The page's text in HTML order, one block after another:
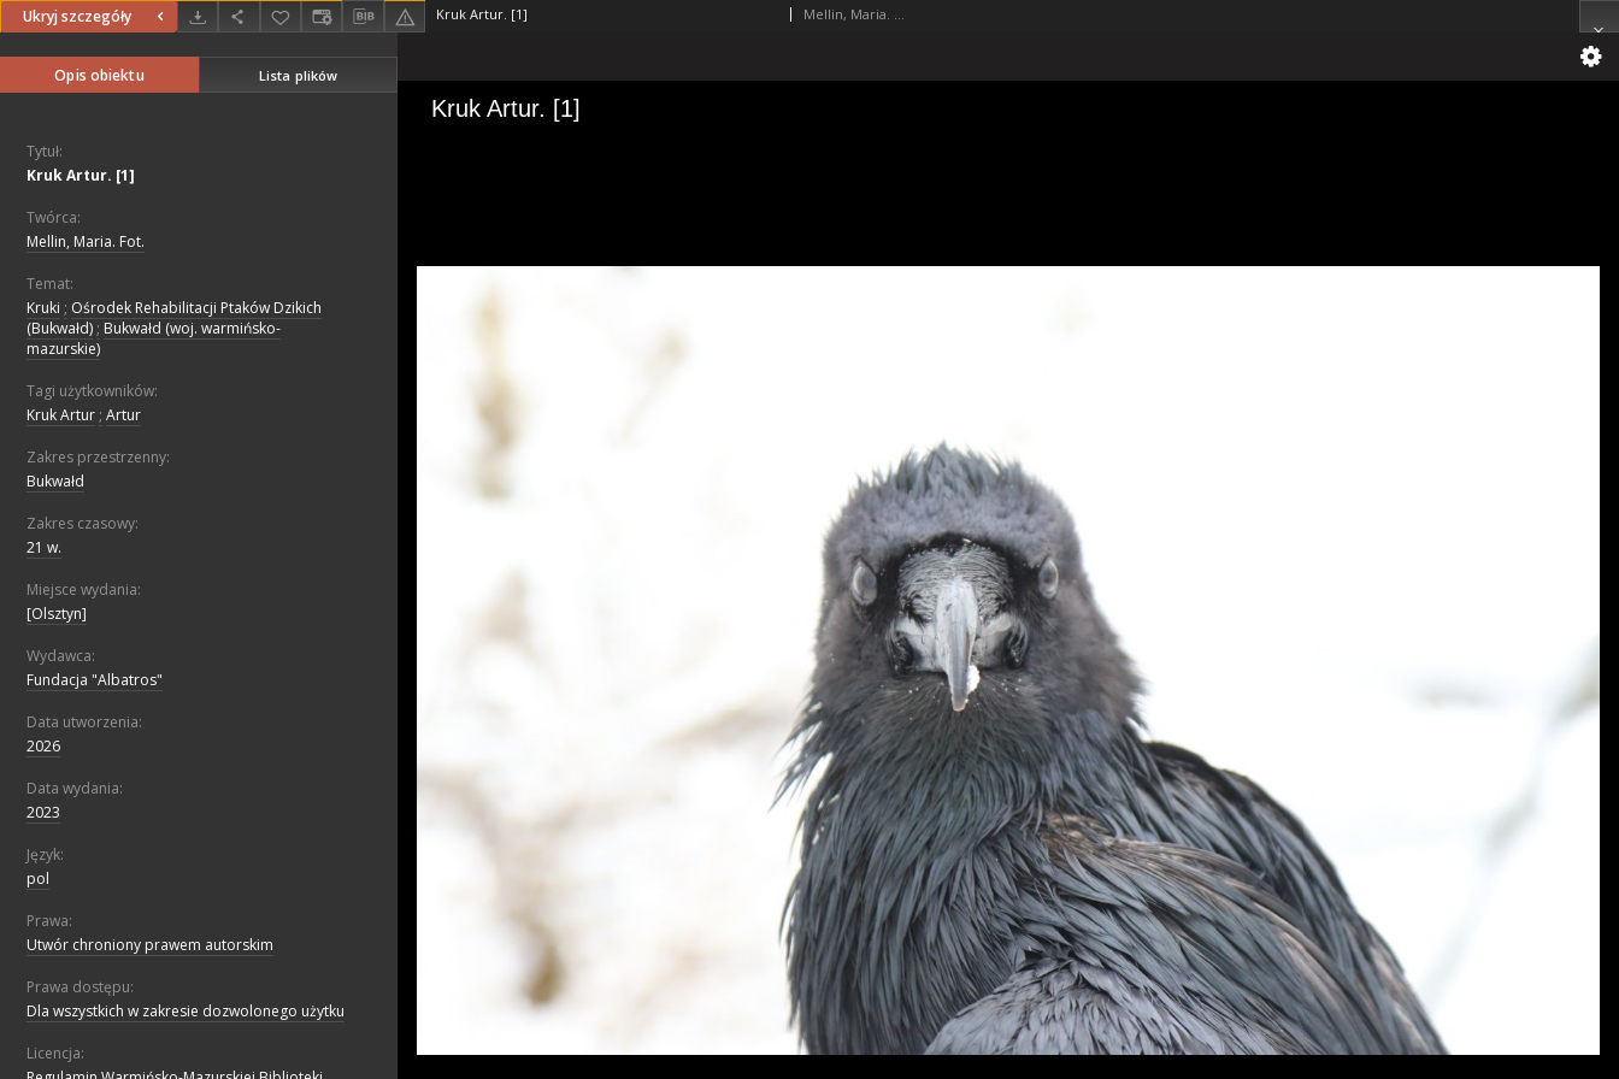
Ukryj szczegóły Kruk Artur. [1] Mellin, Maria. Fot.
Opis obiektu Lista plików
Tytuł:
Kruk Artur. [1]
Twórca:
Mellin, Maria. Fot.
Temat:
Kruki ; Ośrodek Rehabilitacji Ptaków Dzikich
(Bukwałd) ; Bukwałd (woj. warmińsko-
mazurskie)
Tagi użytkowników:
Kruk Artur ; Artur
Zakres przestrzenny:
Bukwałd
Zakres czasowy:
21 w.
Miejsce wydania:
[Olsztyn]
Wydawca:
Fundacja "Albatros"
Data utworzenia:
2026
Data wydania:
2023
Język:
pol
Prawa:
Utwór chroniony prawem autorskim
Prawa dostępu:
Dla wszystkich w zakresie dozwolonego użytku
Licencja: